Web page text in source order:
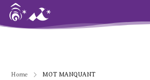
Home MOT MANQUANT